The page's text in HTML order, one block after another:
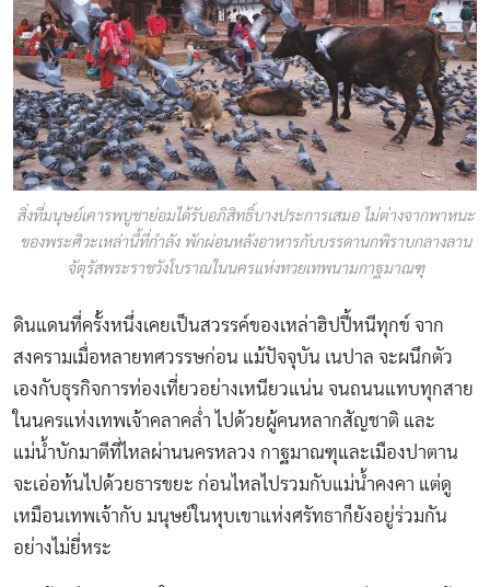
สิ่งที่มนุษย์เคารพบูชาย่อมได้รับอภิสิทธิ์บางประการเสมอ ไม่ต่างจากพาหนะ
ของพระศิวะเหล่านี้ที่กำลัง พักผ่อนหลังอาหารกับบรรดานกพิราบกลางลาน
จัตุรัสพระราชวังโบราณในนครแห่งทวยเทพนามกาฐมาณฑุ
ดินแดนที่ครั้งหนึ่งเคยเป็นสวรรค์ของเหล่าฮิปปี้หนีทุกข์ จาก
สงครามเมื่อหลายทศวรรษก่อน แม้ปัจจุบัน เนปาล จะผนึกตัว
เองกับธุรกิจการท่องเที่ยวอย่างเหนียวแน่น จนถนนแทบทุกสาย
ในนครแห่งเทพเจ้าคลาคล่ำ ไปด้วยผู้คนหลากสัญชาติ และ
แม่น้ำบักมาตีที่ไหลผ่านนครหลวง กาฐมาณฑุและเมืองปาตาน
จะเอ่อท้นไปด้วยธารขยะ ก่อนไหลไปรวมกับแม่น้ำคงคา แต่ดู
เหมือนเทพเจ้ากับ มนุษย์ในหุบเขาแห่งศรัทธาก็ยังอยู่ร่วมกัน
อย่างไม่ยี่หระ